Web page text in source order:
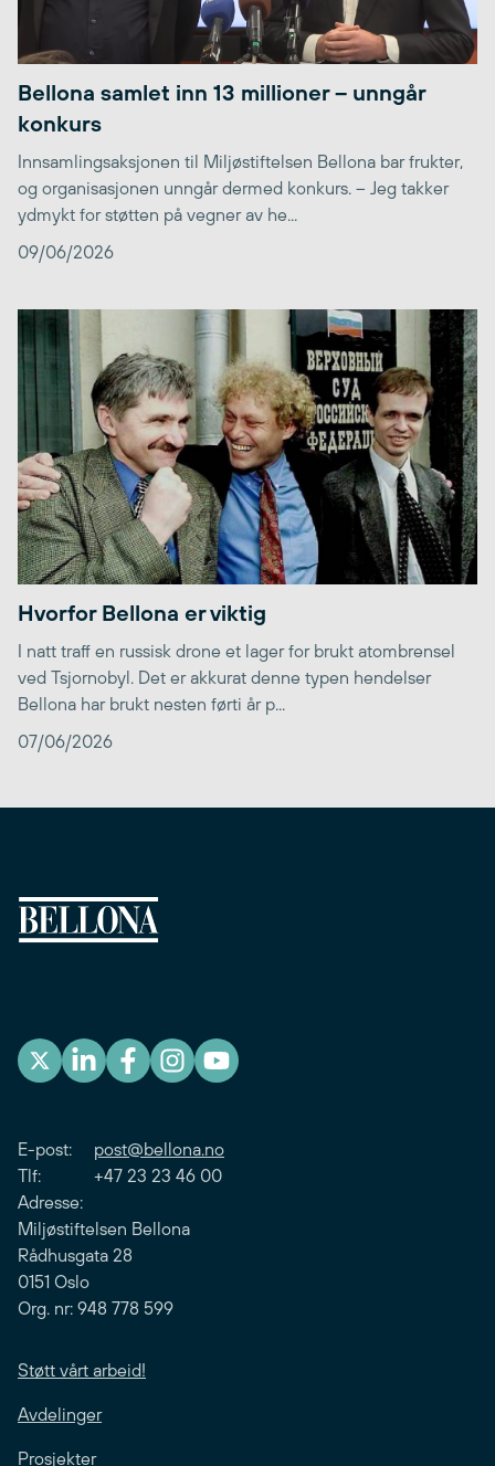
Bellona samlet inn 13 millioner – unngår
konkurs
Innsamlingsaksjonen til Miljøstiftelsen Bellona bar frukter,
og organisasjonen unngår dermed konkurs. – Jeg takker
ydmykt for støtten på vegner av he...
09/06/2026
Hvorfor Bellona er viktig
I natt traff en russisk drone et lager for brukt atombrensel
ved Tsjornobyl. Det er akkurat denne typen hendelser
Bellona har brukt nesten førti år p...
07/06/2026
E-post: post@bellona.no
Tlf: +47 23 23 46 00
Adresse:
Miljøstiftelsen Bellona
Rådhusgata 28
0151 Oslo
Org. nr: 948 778 599
Støtt vårt arbeid!
Avdelinger
Prosjekter